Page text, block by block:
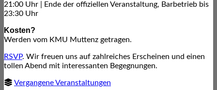
21:00 Uhr | Ende der offiziellen Veranstaltung, Barbetrieb bis
23:30 Uhr
Kosten?
Werden vom KMU Muttenz getragen.
RSVP. Wir freuen uns auf zahlreiches Erscheinen und einen
tollen Abend mit interessanten Begegnungen.
Vergangene Veranstaltungen